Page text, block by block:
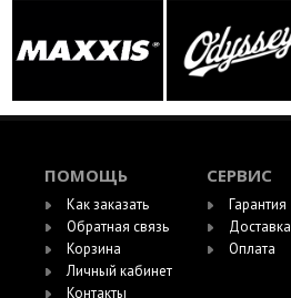
ПОМОЩЬ
Как заказать
Обратная связь
Корзина
Личный кабинет
Контакты
СЕРВИС
Гарантия
Доставка
Оплата